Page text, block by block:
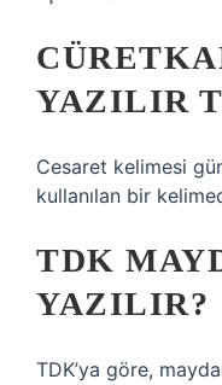
YAZILIR
Cesaret kelimesi
kullanılan bir
TDK
YAZILIR?
TDK’ya göre,